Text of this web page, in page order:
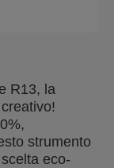
R13, la
strumento
eco-